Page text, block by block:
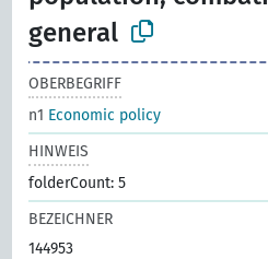
general
OBERBEGRIFF
n1 Economic policy
HINWEIS
folderCount: 5
BEZEICHNER
144953